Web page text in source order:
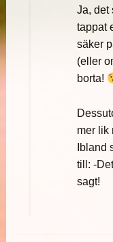
Ja, det
tappat
säker
(eller
borta!
mer lik
Ibland
till: -
sagt!